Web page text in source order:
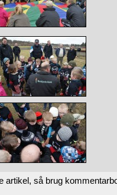
artikel, så brug